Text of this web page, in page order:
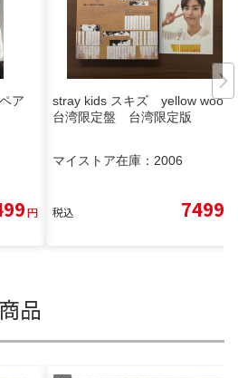
ア
円
stray kids スキズ yellow wood
台湾限定盤 台湾限定版
マイストア在庫： 2006
税込 7499
品